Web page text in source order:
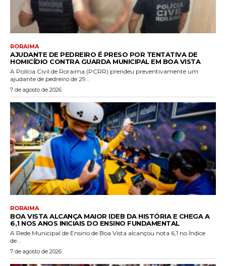
RORAIMA
AJUDANTE DE PEDREIRO É PRESO POR TENTATIVA DE
HOMICÍDIO CONTRA GUARDA MUNICIPAL EM BOA VISTA
A Polícia Civil de Roraima (PCRR) prendeu preventivamente um
ajudante de pedreiro de 29...
7 de agosto de 2026
RORAIMA
BOA VISTA ALCANÇA MAIOR IDEB DA HISTÓRIA E CHEGA A
6,1 NOS ANOS INICIAIS DO ENSINO FUNDAMENTAL
A Rede Municipal de Ensino de Boa Vista alcançou nota 6,1 no Índice
de...
7 de agosto de 2026